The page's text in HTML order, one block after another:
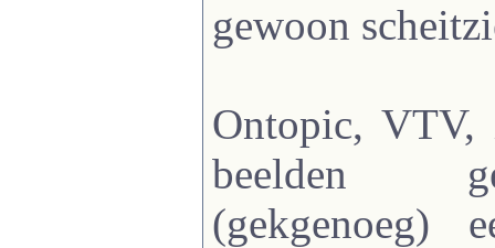
gewoon
Ontopic,
beelden
(gekgenoeg)